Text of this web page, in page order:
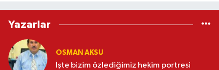
Yazarlar
OSMAN AKSU
İşte bizim özlediğimiz hekim portresi